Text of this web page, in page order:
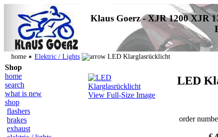
Klaus Goerz - XJR 1200 XJR
home Elektric / Lights LED Klarglasrücklicht
Shop
home
search
what is new
shop
flashers
brakes
exhaust
View Full-Size Image
LED
order